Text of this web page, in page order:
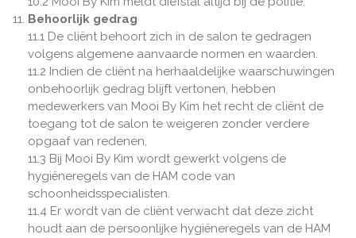
Behoorlijk gedrag
11.1 De cliënt behoort zich in de salon te gedragen
volgens algemene aanvaarde normen en waarden.
11.2 Indien de cliënt na herhaaldelijke waarschuwingen
onbehoorlijk gedrag blijft vertonen, hebben
medewerkers van Mooi By Kim het recht de cliënt de
toegang tot de salon te weigeren zonder verdere
opgaaf van redenen,
11.3 Bij Mooi By Kim wordt gewerkt volgens de
hygiëneregels van de HAM code van
schoonheidsspecialisten.
11.4 Er wordt van de cliënt verwacht dat deze zicht
houdt aan de persoonlijke hygiëneregels van de HAM